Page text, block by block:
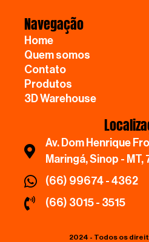
Navegação
Home
Quem somos
Contato
Produtos
3D Warehouse
Av. Dom Henrique
Maringá, Sinop -
(66) 99674 - 4362
(66) 3015 - 3515
2024 - Todos os